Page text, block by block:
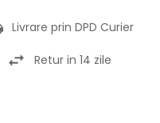
Livrare prin DPD Curier
Retur in 14 zile